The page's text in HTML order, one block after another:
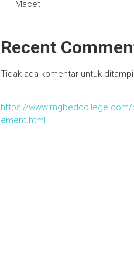
Macet
Recent
Tidak ada komentar untuk
https://
ement.html